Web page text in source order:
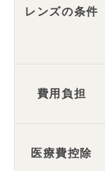
レンズの条件
費用負担
医療費控除